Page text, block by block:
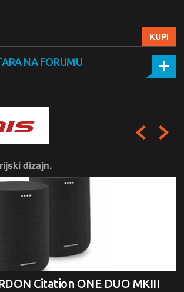
KUPI
NA FORUMU
dizajn.
Citation ONE DUO MKIII